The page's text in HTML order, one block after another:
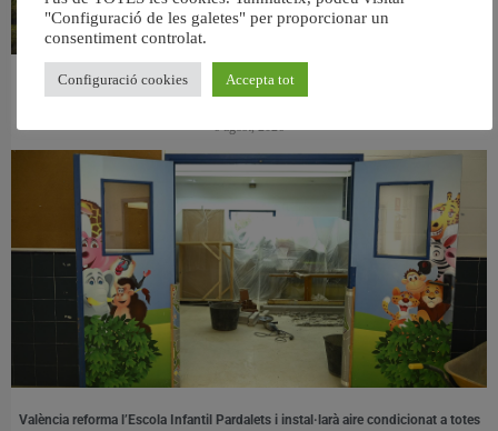
València retira prop de 15.000 litres de residus de la Devesa durant el mes de
6 agost, 2026
València reforma l’Escola Infantil Pardalets i instal·larà aire condicionat a totes
"Configuració de les galetes" per proporcionar un
consentiment controlat.
Configuració cookies Accepta tot